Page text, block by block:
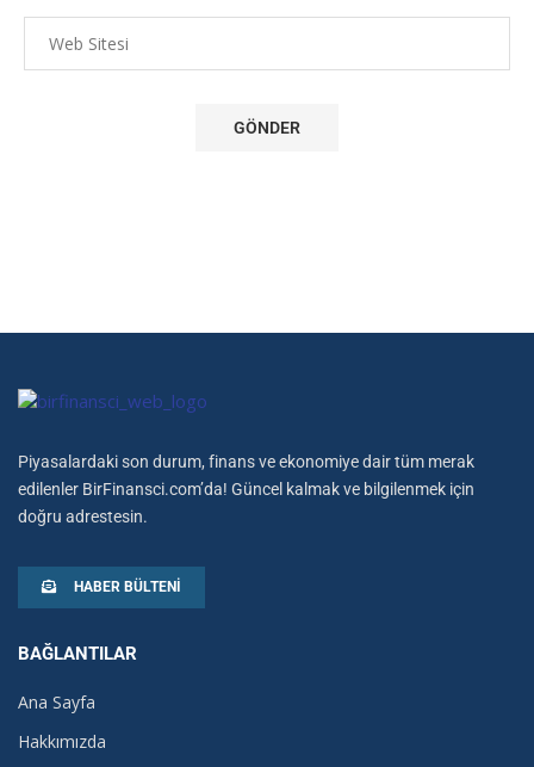
Piyasalardaki son durum, finans ve ekonomiye dair tüm merak
edilenler BirFinansci.com’da! Güncel kalmak ve bilgilenmek için
doğru adrestesin.
HABER BÜLTENI
BAĞLANTILAR
Ana Sayfa
Hakkımızda